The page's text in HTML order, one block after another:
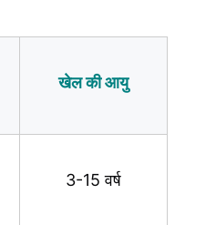
खेल की आयु
3-15 वर्ष